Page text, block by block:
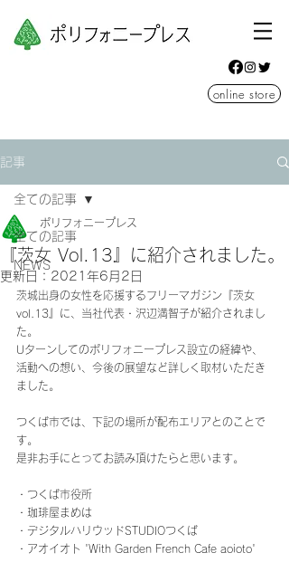
online store
記事
全ての記事
NEWS
全ての記事
『茨女 Vol.13』に紹介されました。
ポリフォニープレス
更新日： 2021年6月2日
茨城出身の女性を応援するフリーマガジン『茨女
vol.13』に、当社代表・沢辺満智子が紹介されまし
た。
Uターンしてのポリフォニープレス設立の経緯や、
活動への想い、今後の展望など詳しく取材いただき
ました。
つくば市では、下記の場所が配布エリアとのことで
す。
是非お手にとってお読み頂けたらと思います。
・つくば市役所
・珈琲屋まめは
・デジタルハリウッドSTUDIOつくば
・アオイオト 'With Garden French Cafe aoioto'